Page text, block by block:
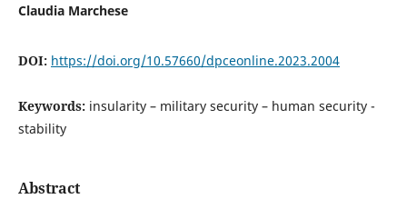
Claudia Marchese
DOI: https://doi.org/10.57660/dpceonline.2023.2004
Keywords: insularity – military security – human security -
stability
Abstract